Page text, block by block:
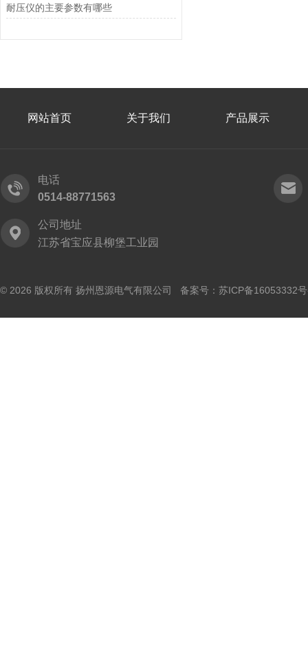
耐压仪的主要参数有哪些
网站首页 关于我们 产品展示
电话
0514-88771563
公司地址
江苏省宝应县柳堡工业园
© 2026 版权所有 扬州恩源电气有限公司 备案号： 苏ICP备16053332